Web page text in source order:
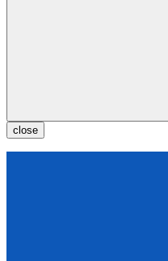
close